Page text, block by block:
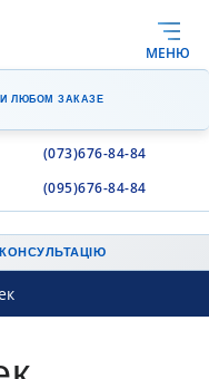
МЕНЮ
ЛЮБОМ ЗАКАЗЕ
(073)676-84-84
(095)676-84-84